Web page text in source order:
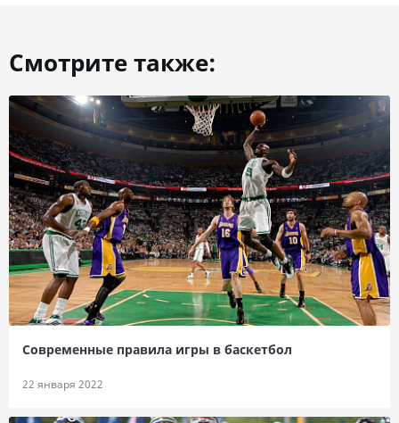
Смотрите также:
Современные правила игры в баскетбол
22 января 2022